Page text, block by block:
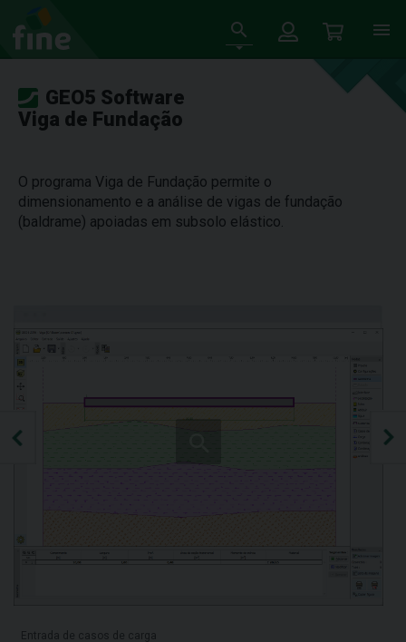
GEO5 Software
Viga de Fundação
O programa Viga de Fundação permite o
dimensionamento e a análise de vigas de fundação
(baldrame) apoiadas em subsolo elástico.
Entrada de casos de carga